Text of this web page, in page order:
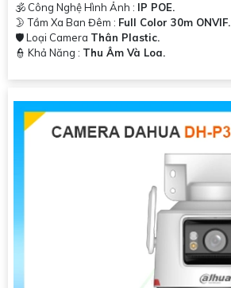
🕉️ Công Nghệ Hình Ảnh : IP POE.
🌛 Tầm Xa Ban Đêm : Full Color 30m ONVIF.
🛡 Loại Camera Thân Plastic.
️👮 Khả Năng : Thu Âm Và Loa.